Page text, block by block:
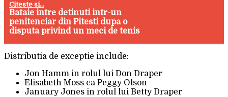
Citeste si...
Bataie intre detinuti intr-un
penitenciar din Pitesti dupa o
disputa privind un meci de tenis
Distributia de exceptie include:
Jon Hamm in rolul lui Don Draper
Elisabeth Moss ca Peggy Olson
January Jones in rolul lui Betty Draper